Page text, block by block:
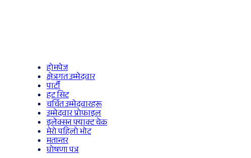
होमपेज
क्षेत्रगत उम्मेदवार
पार्टी
हट सिट
चर्चित उम्मेदवारहरू
उम्मेदवार प्रोफाइल
इलेक्सन फ्याक्ट चेक
मेरो पहिलो भोट
मतान्तर
घोषणा पत्र